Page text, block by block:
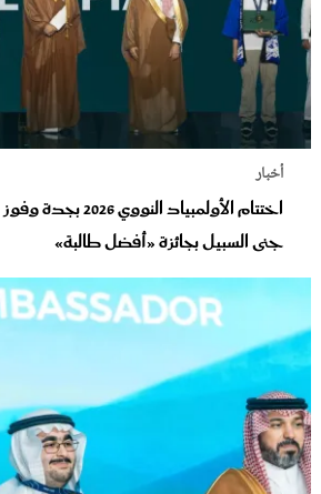
أخبار
اختتام الأولمبياد
جنى السبيل بجائزة «أفضل طالبة»